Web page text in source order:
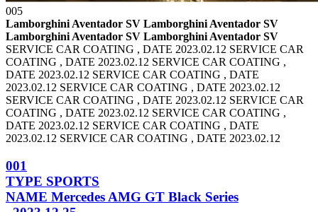
005
Lamborghini Aventador SV Lamborghini Aventador SV
Lamborghini Aventador SV Lamborghini Aventador SV
SERVICE CAR COATING , DATE 2023.02.12 SERVICE CAR
COATING , DATE 2023.02.12 SERVICE CAR COATING ,
DATE 2023.02.12 SERVICE CAR COATING , DATE
2023.02.12 SERVICE CAR COATING , DATE 2023.02.12
SERVICE CAR COATING , DATE 2023.02.12 SERVICE CAR
COATING , DATE 2023.02.12 SERVICE CAR COATING ,
DATE 2023.02.12 SERVICE CAR COATING , DATE
2023.02.12 SERVICE CAR COATING , DATE 2023.02.12
001
TYPE SPORTS
NAME Mercedes AMG GT Black Series